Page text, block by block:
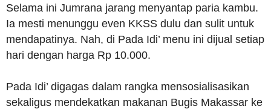
Selama ini Jumrana jarang menyantap paria kambu.
Ia mesti menunggu even KKSS dulu dan sulit untuk
mendapatinya. Nah, di Pada Idi’ menu ini dijual setiap
hari dengan harga Rp 10.000.
Pada Idi’ digagas dalam rangka mensosialisasikan
sekaligus mendekatkan makanan Bugis Makassar ke